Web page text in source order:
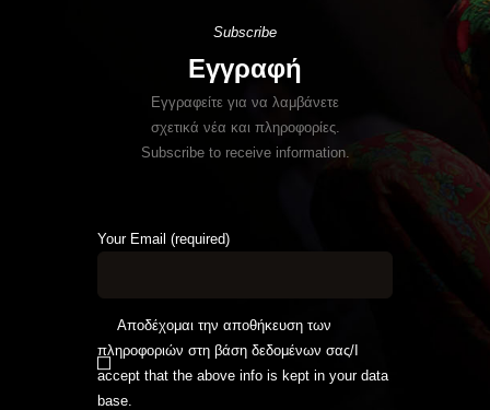
Subscribe
Εγγραφή
Εγγραφείτε για να λαμβάνετε
σχετικά νέα και πληροφορίες.
Subscribe to receive information.
Your Email (required)
Αποδέχομαι την αποθήκευση των
πληροφοριών στη βάση δεδομένων σας/I
accept that the above info is kept in your data
base.